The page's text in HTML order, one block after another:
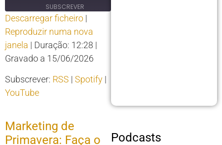
SUBSCREVER
PARTILHAR
RSS Spotify
YouTube
RSS FEED
PARTILHAR
LIGAÇÃO
Descarregar ficheiro |
Reproduzir numa nova
janela | Duração: 12:28 |
Gravado a 15/06/2026
Subscrever: RSS | Spotify |
YouTube
Marketing de
Primavera: Faça o
Podcasts